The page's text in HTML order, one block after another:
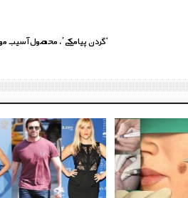
‘گردن پیامکی’، محصول آسیب